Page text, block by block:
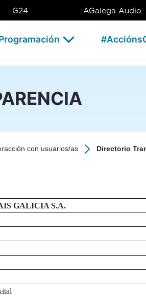
G24 AGalega Audio
con usuarios/as Directorio
GALICIA S.A.